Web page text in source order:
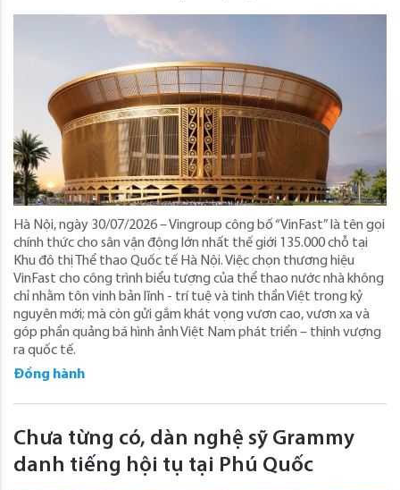
Hà Nội, ngày 30/07/2026 – Vingroup công bố “VinFast” là tên gọi
chính thức cho sân vận động lớn nhất thế giới 135.000 chỗ tại
Khu đô thị Thể thao Quốc tế Hà Nội. Việc chọn thương hiệu
VinFast cho công trình biểu tượng của thể thao nước nhà không
chỉ nhằm tôn vinh bản lĩnh - trí tuệ và tinh thần Việt trong kỷ
nguyên mới; mà còn gửi gắm khát vọng vươn cao, vươn xa và
góp phần quảng bá hình ảnh Việt Nam phát triển – thịnh vượng
ra quốc tế.
Đồng hành
Chưa từng có, dàn nghệ sỹ Grammy
danh tiếng hội tụ tại Phú Quốc